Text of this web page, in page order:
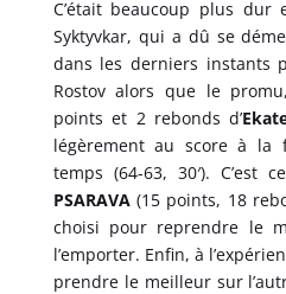
C’était beaucoup plus dur
Syktyvkar, qui a dû se
dans les derniers instants
Rostov alors que le
points et 2 rebonds d’
légèrement au score à la
temps (64-63, 30′). C’est
PSARAVA(15 points, 18
choisi pour reprendre le
l’emporter. Enfin, à
prendre le meilleur sur